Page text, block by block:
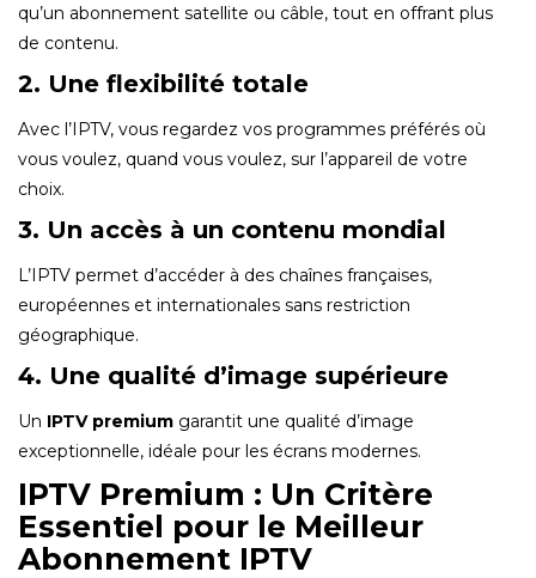
qu’un abonnement satellite ou câble, tout en offrant plus
de contenu.
2. Une flexibilité totale
Avec l’IPTV, vous regardez vos programmes préférés où
vous voulez, quand vous voulez, sur l’appareil de votre
choix.
3. Un accès à un contenu mondial
L’IPTV permet d’accéder à des chaînes françaises,
européennes et internationales sans restriction
géographique.
4. Une qualité d’image supérieure
Un IPTV premium garantit une qualité d’image
exceptionnelle, idéale pour les écrans modernes.
IPTV Premium : Un Critère
Essentiel pour le Meilleur
Abonnement IPTV